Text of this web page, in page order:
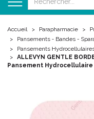
Accueil Parapharmacie
Pansements - Bandes -
Pansements
ALLEVYN GENTLE
Pansement Hydrocellulaire